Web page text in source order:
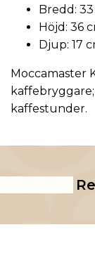
Bredd:
Höjd: 36
Djup: 17
Moccamaster
kaffestunder.